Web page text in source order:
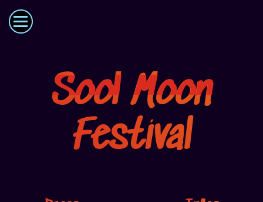
Sool Moon
Festival